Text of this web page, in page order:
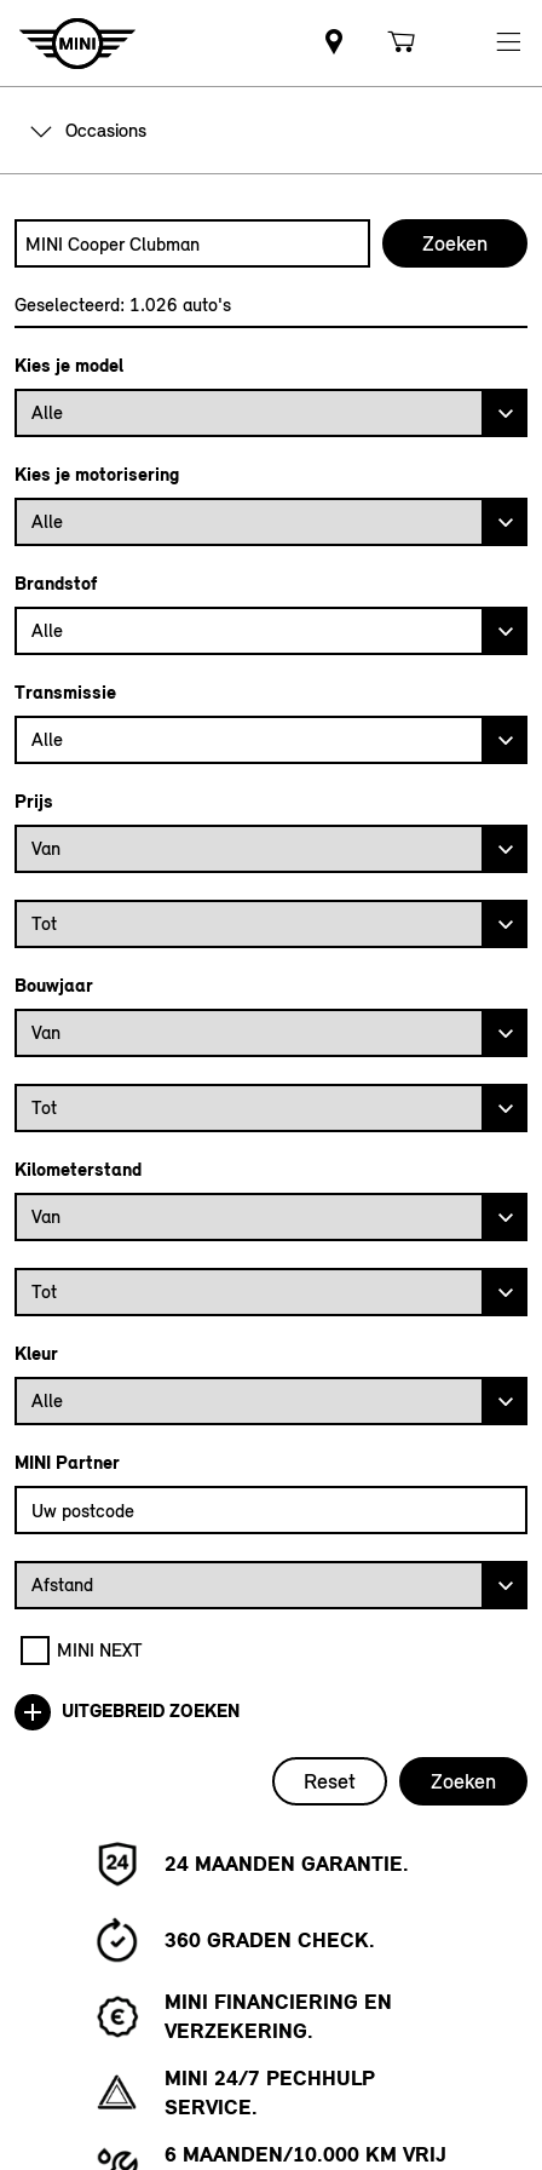
Occasions
Zoek naar een automodel, bijvoorbeeld MINI Cooper
Geselecteerd: 1.026 auto's
Kies je model
Alle
Kies je motorisering
Alle
Brandstof
Alle
Transmissie
Alle
Prijs
Prijs vanaf
Van
Prijs tot
Tot
Bouwjaar
Bouwjaar vanaf
Van
Bouwjaar tot
Tot
Kilometerstand
Kilometerstand vanaf
Van
Kilometerstand tot
Tot
Kleur
Alle
MINI Partner
Vul uw postcode in om de dichtstbijzijnde MINI dealer te vinden
Afstand van uw postcode tot de MINI Dealer
Afstand
MINI NEXT
UITGEBREID ZOEKEN
Zoeken
Reset
24 MAANDEN GARANTIE.
360 GRADEN CHECK.
MINI FINANCIERING EN
VERZEKERING.
MINI 24/7 PECHHULP
SERVICE.
6 MAANDEN/10.000 KM VRIJ